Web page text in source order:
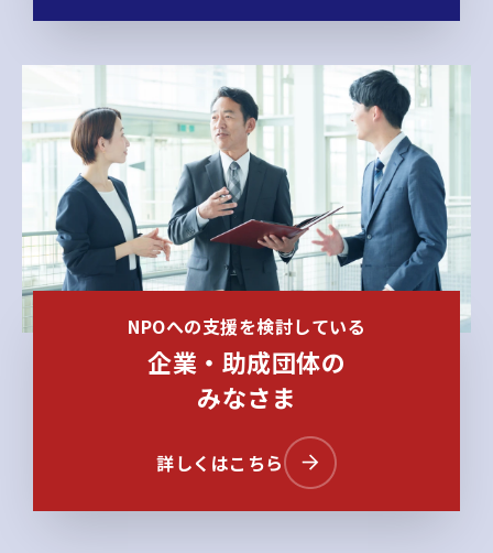
NPOへの支援を検討している
企業・助成団体の
みなさま
詳しくはこちら